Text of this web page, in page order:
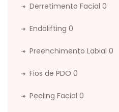
Derretimento Facial 0
Endolifting 0
Preenchimento Labial 0
Fios de PDO 0
Peeling Facial 0